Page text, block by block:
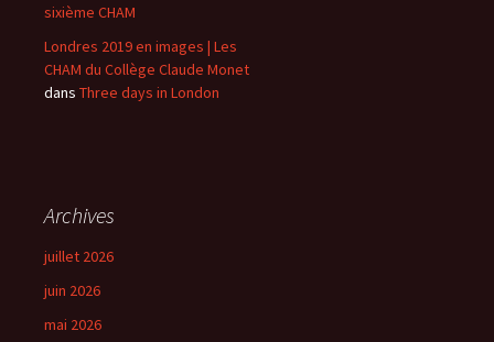
sixième CHAM
Londres 2019 en images | Les
CHAM du Collège Claude Monet
dans Three days in London
Archives
juillet 2026
juin 2026
mai 2026